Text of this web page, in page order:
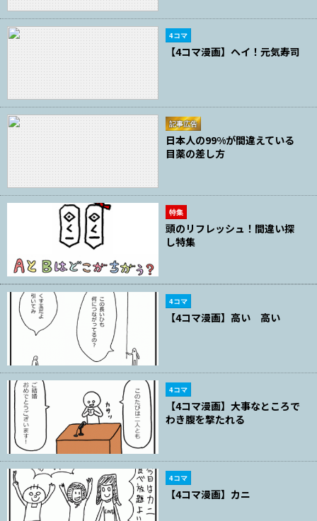
4コマ
【4コマ漫画】ヘイ！元気寿司
記事広告
日本人の99%が間違えている
目薬の差し方
特集
頭のリフレッシュ！間違い探
し特集
4コマ
【4コマ漫画】高い 高い
4コマ
【4コマ漫画】大事なところで
わき腹を撃たれる
4コマ
【4コマ漫画】カニ